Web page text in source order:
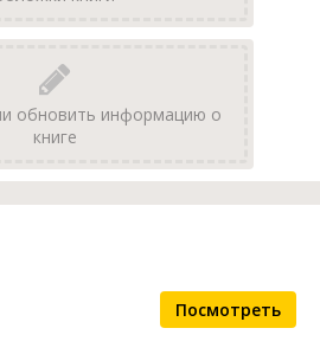
обновить информацию о
книге
Посмотреть